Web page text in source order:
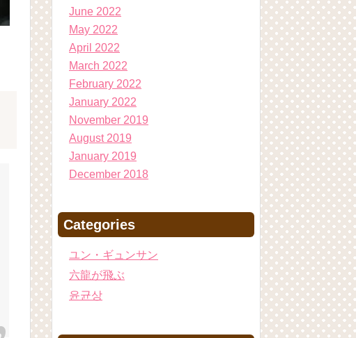
June 2022
May 2022
April 2022
March 2022
February 2022
January 2022
November 2019
August 2019
January 2019
December 2018
Categories
ユン・ギュンサン
六龍が飛ぶ
윤균상